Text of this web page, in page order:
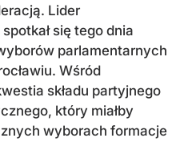
Lider
się tego dnia
parlamentarnych
Wśród
składu partyjnego
który miałby
wyborach formacje